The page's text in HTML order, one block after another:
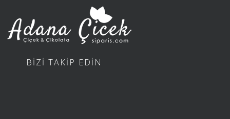
BİZİ TAKİP EDİN